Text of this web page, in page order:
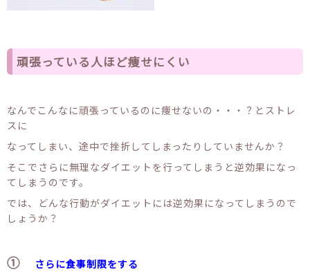
頑張っている人ほど痩せにくい
なんでこんなに頑張っているのに痩せないの・・・？とストレ
スに
なってしまい、途中で挫折してしまったりしていませんか？
そこでさらに無理なダイエットを行ってしまうと逆効果になっ
てしまうのです。
では、どんな行動がダイエットには逆効果になってしまうので
しょうか？
① さらに食事制限をする